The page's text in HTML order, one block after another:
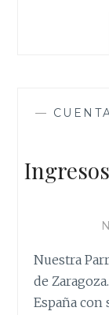
—
Nuestra
de
España con